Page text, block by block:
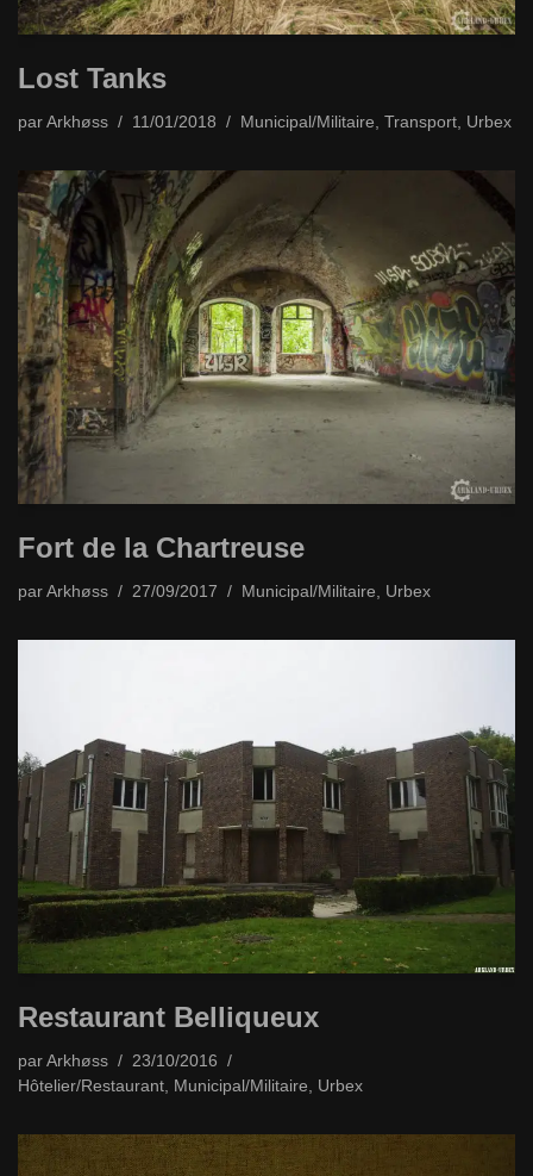
Lost Tanks
par Arkhøss 11/01/2018 Municipal/Militaire Transport Urbex
Fort de la Chartreuse
par Arkhøss 27/09/2017 Municipal/Militaire Urbex
Restaurant Belliqueux
par Arkhøss
23/10/2016
Hôtelier/Restaurant Municipal/Militaire Urbex